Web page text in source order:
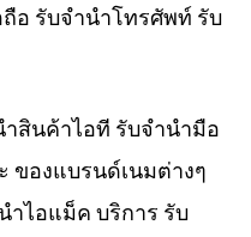
อ รับจำนำโทรศัพท์ รับ
สินค้าไอที รับจำนำมือ
ของแบรนด์เนมต่างๆ
ำไอแม็ค บริการ รับ